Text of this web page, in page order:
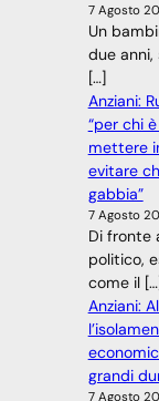
7 Agosto
Un
due anni,
[…]
Anziani:
“per chi
mettere
evitare
gabbia”
7 Agosto
Di fronte
politico,
come il
Anziani:
grandi
7 Agosto